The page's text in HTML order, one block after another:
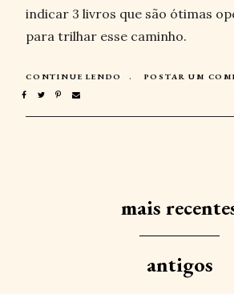
indicar 3 livros que são ótimas
para trilhar esse caminho.
CONTINUE LENDO POSTAR UM
mais
antigos